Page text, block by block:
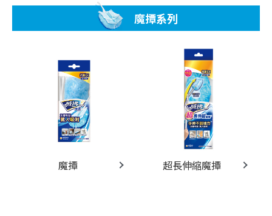
魔撢系列
魔撢 超長伸縮魔撢